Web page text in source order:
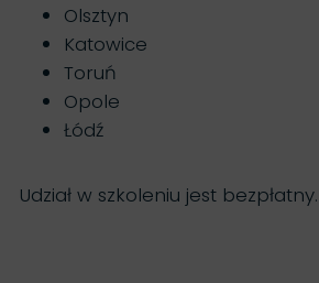
Olsztyn
Katowice
Toruń
Opole
Łódź
Udział w szkoleniu jest bezpłatny.